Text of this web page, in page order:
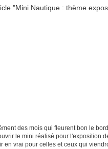
des mois qui fleurent bon le
le mini réalisé pour l'exposition
en vrai pour celles et ceux qui